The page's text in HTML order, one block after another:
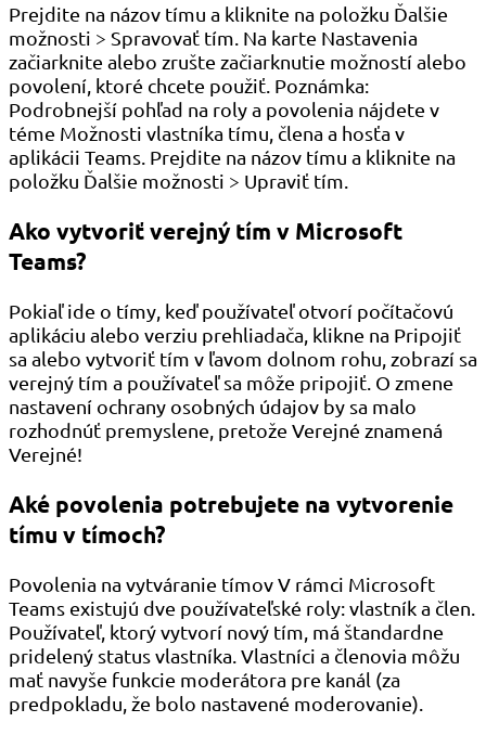
Prejdite na názov tímu a kliknite na položku Ďalšie
možnosti > Spravovať tím. Na karte Nastavenia
začiarknite alebo zrušte začiarknutie možností alebo
povolení, ktoré chcete použiť. Poznámka:
Podrobnejší pohľad na roly a povolenia nájdete v
téme Možnosti vlastníka tímu, člena a hosťa v
aplikácii Teams. Prejdite na názov tímu a kliknite na
položku Ďalšie možnosti > Upraviť tím.
Ako vytvoriť verejný tím v Microsoft
Teams?
Pokiaľ ide o tímy, keď používateľ otvorí počítačovú
aplikáciu alebo verziu prehliadača, klikne na Pripojiť
sa alebo vytvoriť tím v ľavom dolnom rohu, zobrazí sa
verejný tím a používateľ sa môže pripojiť. O zmene
nastavení ochrany osobných údajov by sa malo
rozhodnúť premyslene, pretože Verejné znamená
Verejné!
Aké povolenia potrebujete na vytvorenie
tímu v tímoch?
Povolenia na vytváranie tímov V rámci Microsoft
Teams existujú dve používateľské roly: vlastník a člen.
Používateľ, ktorý vytvorí nový tím, má štandardne
pridelený status vlastníka. Vlastníci a členovia môžu
mať navyše funkcie moderátora pre kanál (za
predpokladu, že bolo nastavené moderovanie).